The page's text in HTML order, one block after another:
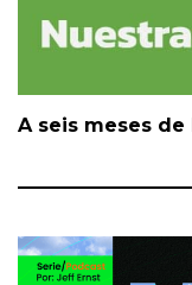
A seis meses